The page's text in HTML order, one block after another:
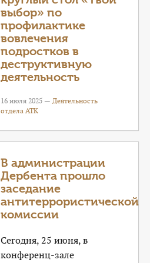
выбор» по
профилактике
вовлечения
подростков в
деструктивную
деятельность
16 июля 2025 —Деятельность
отдела АТК
В администрации
Дербента прошло
заседание
антитеррористической
комиссии
Сегодня, 25 июня, в
конференц-зале